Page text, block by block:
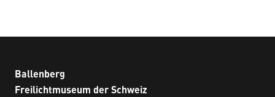
Ballenberg
Freilichtmuseum der Schweiz